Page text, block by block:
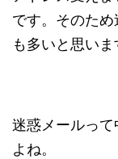
です。そのた
も多いと思いま
迷惑メールっ
よね。